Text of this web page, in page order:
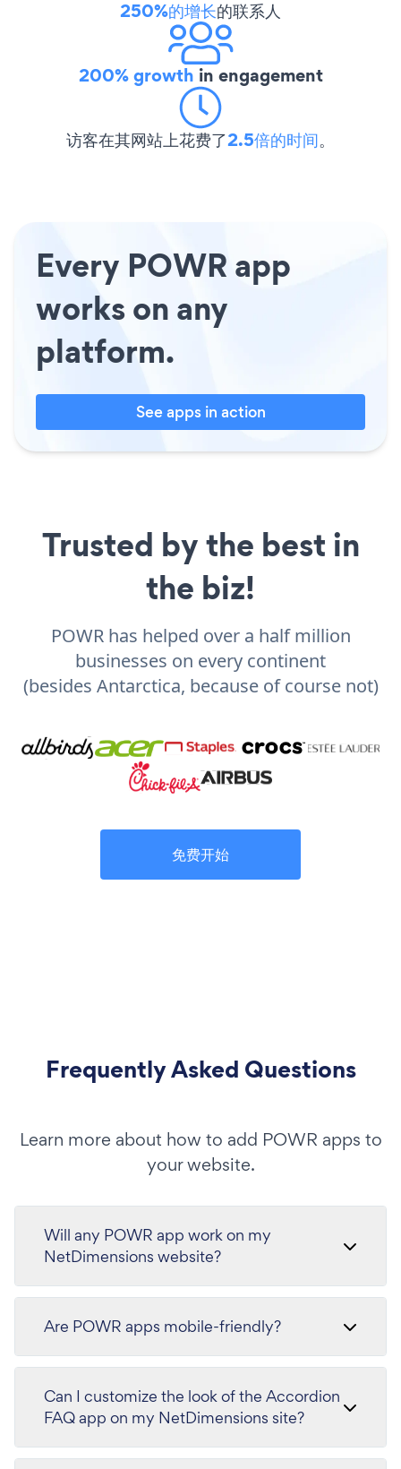
250%的增长的联系人
200% growth in engagement
访客在其网站上花费了2.5倍的时间。
Every POWR app
works on any
platform.
See apps in action
Trusted by the best in
the biz!
POWR has helped over a half million
businesses on every continent
(besides Antarctica, because of course not)
免费开始
Frequently Asked Questions
Learn more about how to add POWR apps to
your website.
Will any POWR app work on my
NetDimensions website?
Are POWR apps mobile-friendly?
Can I customize the look of the Accordion
FAQ app on my NetDimensions site?